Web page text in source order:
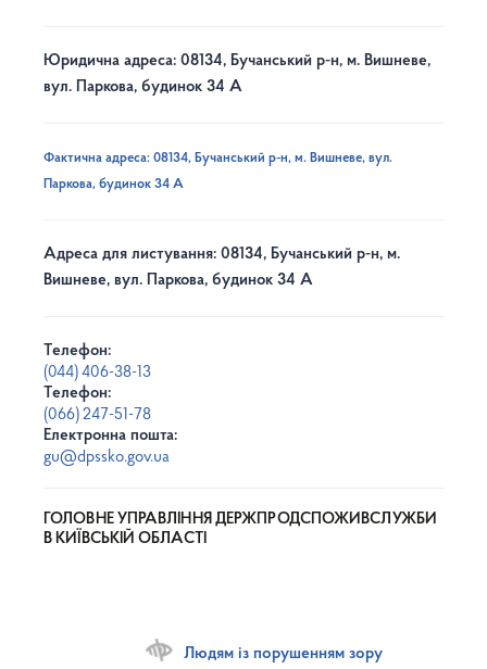
Юридична адреса: 08134, Бучанський р-н, м. Вишневе,
вул. Паркова, будинок 34 А
Фактична адреса: 08134, Бучанський р-н, м. Вишневе, вул.
Паркова, будинок 34 А
Адреса для листування: 08134, Бучанський р-н, м.
Вишневе, вул. Паркова, будинок 34 А
Телефон:
(044) 406-38-13
Телефон:
(066) 247-51-78
Електронна пошта:
gu@dpssko.gov.ua
ГОЛОВНЕ УПРАВЛІННЯ ДЕРЖПРОДСПОЖИВСЛУЖБИ
В КИЇВСЬКІЙ ОБЛАСТІ
Людям із порушенням зору